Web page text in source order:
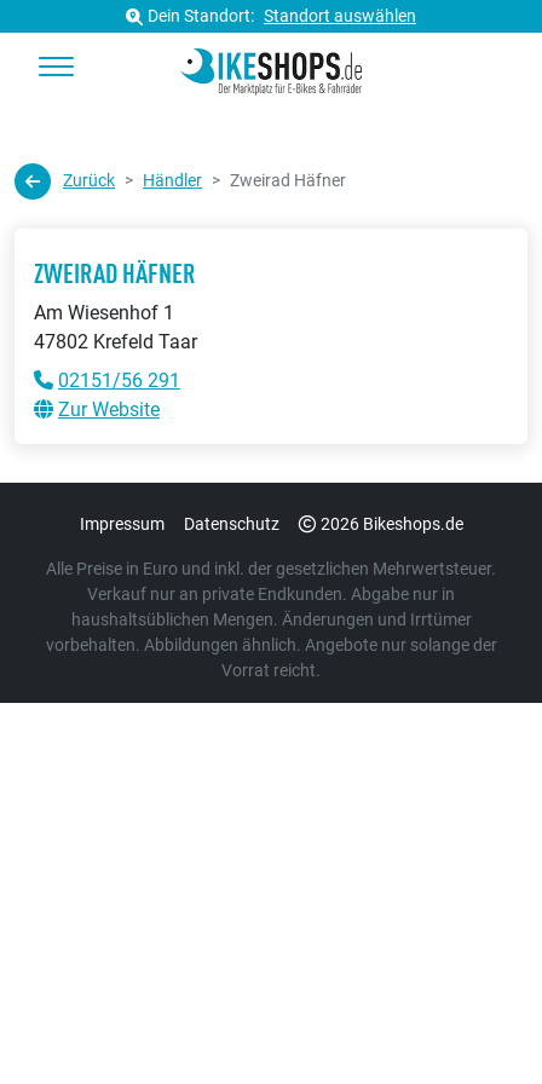
Dein Standort: Standort auswählen
Zurück Händler Zweirad Häfner
ZWEIRAD HÄFNER
Am Wiesenhof 1
47802 Krefeld Taar
02151/56 291
Zur Website
Impressum Datenschutz 2026 Bikeshops.de
Alle Preise in Euro und inkl. der gesetzlichen Mehrwertsteuer.
Verkauf nur an private Endkunden. Abgabe nur in
haushaltsüblichen Mengen. Änderungen und Irrtümer
vorbehalten. Abbildungen ähnlich. Angebote nur solange der
Vorrat reicht.